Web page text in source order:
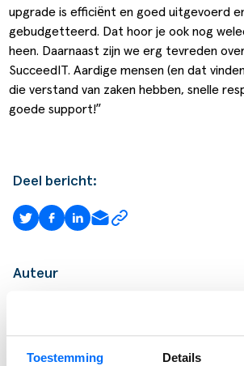
Toestemming Details
upgrade is efficiënt en goed uitgevoerd
gebudgetteerd. Dat hoor je ook nog
heen. Daarnaast zijn we erg tevreden
SucceedIT. Aardige mensen (en dat
die verstand van zaken hebben, snelle
goede support!”
Deel bericht:
Auteur
Lead Marketing